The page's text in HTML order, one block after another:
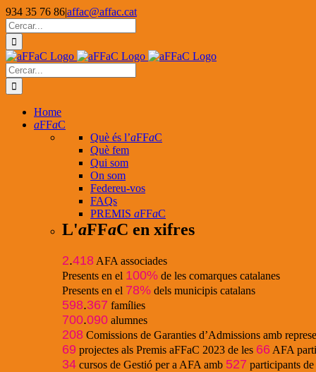
Skip
to
content
934 35 76 86|affac@affac.cat
Facebook
X
YouTube
Cerca
…
Cerca
…
Home
aFFaC
Què és l’aFFaC
Què fem
Qui som
On som
Federeu-vos
FAQs
PREMIS aFFaC
L'aFFaC en xifres
2.418 AFA associades
Presents en el 100% de les comarques catalanes
Presents en el 78% dels municipis catalans
598.367 famílies
700.090 alumnes
208 Comissions de Garanties d’Admissions amb
69 projectes als Premis aFFaC 2023 de les 66 AFA
34 cursos de Gestió per a AFA amb 527 participants de